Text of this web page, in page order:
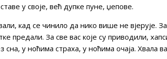
у своје, већ дупке пуне, џепове.
кад се чинило да нико више не вјерује.
предали. За све вас које су приводили,
у ноћима страха, у ноћима очаја. Хвала